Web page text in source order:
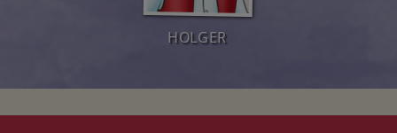
HOLGER